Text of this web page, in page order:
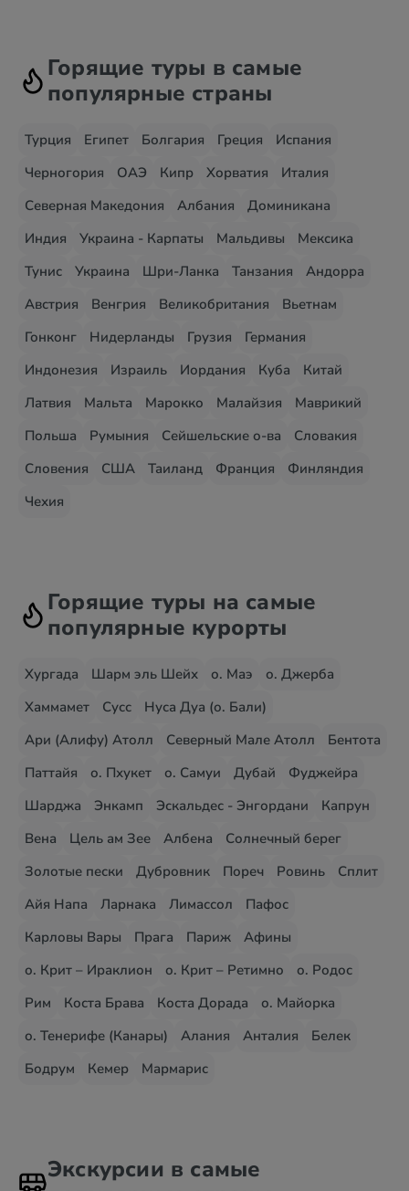
Горящие туры в самые
популярные страны
Турция Египет Болгария Греция
Испания
Черногория
ОАЭ Кипр Хорватия
Италия
Северная Македония
Албания
Доминикана
Индия
Украина - Карпаты Мальдивы
Мексика
Тунис
Украина Шри-Ланка Танзания
Андорра
Австрия
Венгрия Великобритания
Вьетнам
Гонконг
Нидерланды Грузия
Германия
Индонезия
Израиль Иордания Куба
Китай
Латвия
Мальта Марокко Малайзия
Маврикий
Польша
Румыния Сейшельские о-ва
Словакия
Словения
США Таиланд Франция
Финляндия
Чехия
Горящие туры на самые
популярные курорты
Хургада Шарм эль Шейх о. Маэ
о. Джерба
Хаммамет
Сусс
Нуса Дуа (о. Бали)
Ари (Алифу) Атолл
Северный Мале Атолл
Бентота
Паттайя
о. Пхукет о. Самуи Дубай
Фуджейра
Шарджа
Энкамп Эскальдес - Энгордани
Капрун
Вена
Цель ам Зее Албена
Солнечный берег
Золотые пески
Дубровник Пореч Ровинь
Сплит
Айя Напа
Ларнака Лимассол
Пафос
Карловы Вары
Прага Париж
Афины
о. Крит – Ираклион
о. Крит – Ретимно
о. Родос
Рим
Коста Брава Коста Дорада
о. Майорка
о. Тенерифе (Канары)
Алания Анталия
Белек
Бодрум
Кемер Мармарис
Экскурсии в самые